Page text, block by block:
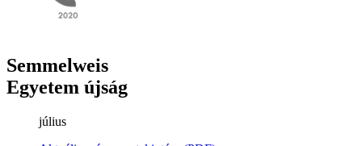
Semmelweis
Egyetem újság
július